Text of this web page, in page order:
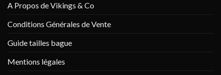
A Propos de Vikings & Co
Conditions Générales de Vente
Guide tailles bague
Mentions légales